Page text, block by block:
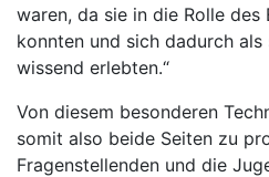
waren, da sie in die Rolle des
konnten und sich dadurch
wissend erlebten.“
Von diesem besonderen
somit also beide Seiten zu
Fragenstellenden und die